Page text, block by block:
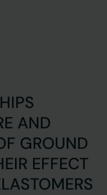
AND
GROUND
EFFECT